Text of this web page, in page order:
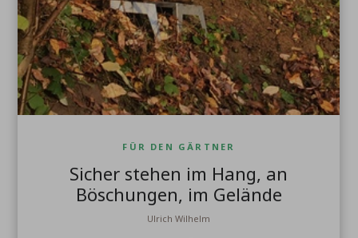
FÜR DEN GÄRTNER
Sicher stehen im Hang, an
Böschungen, im Gelände
Ulrich Wilhelm